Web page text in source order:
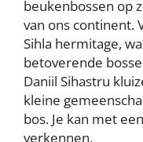
beukenbossen op
van ons continent.
Sihla hermitage,
betoverende
Daniil Sihastru
kleine
bos. Je kan met
verkennen.